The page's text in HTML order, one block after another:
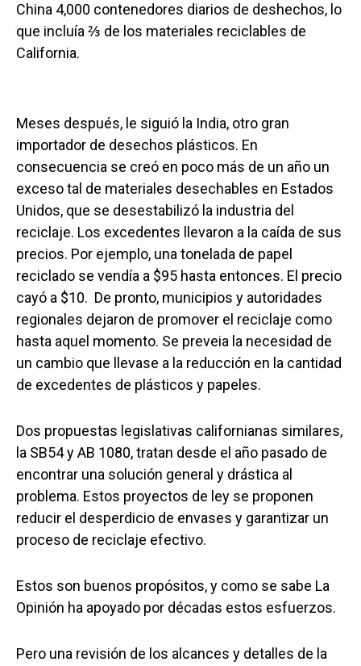
China 4,000 contenedores diarios de deshechos, lo
que incluía ⅔ de los materiales reciclables de
California.
Meses después, le siguió la India, otro gran
importador de desechos plásticos. En
consecuencia se creó en poco más de un año un
exceso tal de materiales desechables en Estados
Unidos, que se desestabilizó la industria del
reciclaje. Los excedentes llevaron a la caída de sus
precios. Por ejemplo, una tonelada de papel
reciclado se vendía a $95 hasta entonces. El precio
cayó a $10. De pronto, municipios y autoridades
regionales dejaron de promover el reciclaje como
hasta aquel momento. Se preveia la necesidad de
un cambio que llevase a la reducción en la cantidad
de excedentes de plásticos y papeles.
Dos propuestas legislativas californianas similares,
la SB54 y AB 1080, tratan desde el año pasado de
encontrar una solución general y drástica al
problema. Estos proyectos de ley se proponen
reducir el desperdicio de envases y garantizar un
proceso de reciclaje efectivo.
Estos son buenos propósitos, y como se sabe La
Opinión ha apoyado por décadas estos esfuerzos.
Pero una revisión de los alcances y detalles de la